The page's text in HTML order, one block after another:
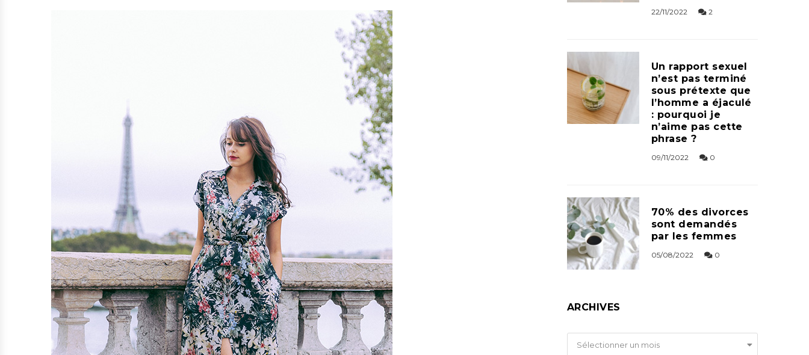
22/11/2022 2
Un rapport sexuel
n’est pas terminé
sous prétexte que
l’homme a éjaculé
: pourquoi je
n’aime pas cette
phrase ?
09/11/2022 0
70% des divorces
sont demandés
par les femmes
05/08/2022 0
ARCHIVES
Archives
Sélectionner un mois